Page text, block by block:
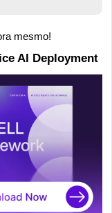
mesmo!
AI Deployment